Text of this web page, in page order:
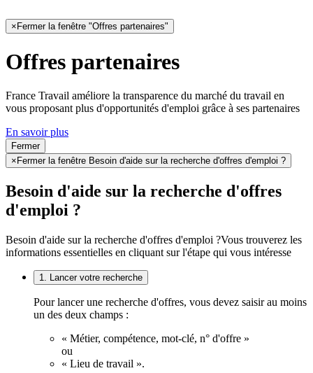
× Fermer la fenêtre "Offres partenaires"
Offres partenaires
France Travail améliore la transparence du marché du travail en
vous proposant plus d'opportunités d'emploi grâce à ses partenaires
En savoir plus
Fermer
× Fermer la fenêtre Besoin d'aide sur la recherche d'offres d'emploi ?
Besoin d'aide sur la recherche d'offres
d'emploi ?
Besoin d'aide sur la recherche d'offres d'emploi ?Vous trouverez les
informations essentielles en cliquant sur l'étape qui vous intéresse
1. Lancer votre recherche
Pour lancer une recherche d'offres, vous devez saisir au moins
un des deux champs :
« Métier, compétence, mot-clé, n° d'offre »
ou
« Lieu de travail ».